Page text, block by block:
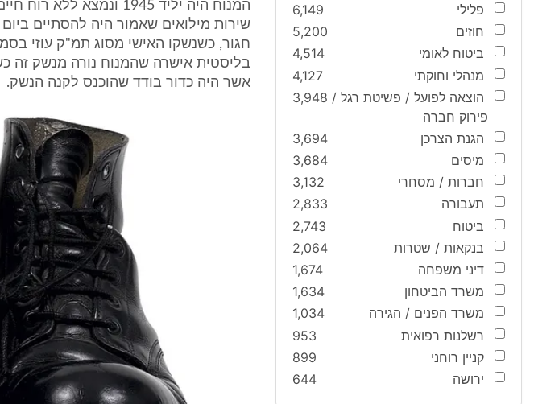
פלילי
6,149
חוזים
5,200
ביטוח לאומי
4,514
מנהלי וחוקתי
4,127
הוצאה לפועל / פשיטת רגל /
פירוק חברה
3,948
הגנת הצרכן
3,694
מיסים
3,684
חברות / מסחרי
3,132
תעבורה
2,833
ביטוח
2,743
בנקאות / שטרות
2,064
דיני משפחה
1,674
משרד הביטחון
1,634
משרד הפנים / הגירה
1,034
רשלנות רפואית
953
קניין רוחני
899
ירושה
644
שירות מילואים שאמור היה להסתיים
חגור, כשנשקו האישי מסוג תמ"ק עוזי
אשר היה כדור בודד שהוכנס לקנה הנשק.